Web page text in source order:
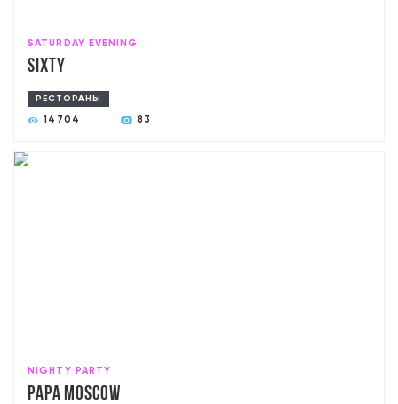
SATURDAY EVENING
Sixty
РЕСТОРАНЫ
14704 83
NIGHTY PARTY
PAPA Moscow